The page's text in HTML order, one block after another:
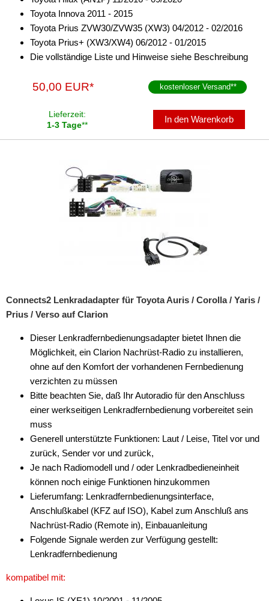
Multimediainterface
Parkscheiben
Radioeinbausets
Stromversorgung
Subwoofer-Zubehör
Wechsler-Zubehör
Werkstatt
Toyota Innova 2011 - 2015
Toyota Prius ZVW30/ZVW35 (XW3) 04/2012 - 02/2016
Toyota Prius+ (XW3/XW4) 06/2012 - 01/2015
Die vollständige Liste und Hinweise siehe Beschreibung
50,00 EUR* kostenloser Versand**
Lieferzeit:
1-3 Tage**
In den Warenkorb
Connects2 Lenkradadapter für Toyota Auris / Corolla / Yaris /
Prius / Verso auf Clarion
Dieser Lenkradfernbedienungsadapter bietet Ihnen die
Möglichkeit, ein Clarion Nachrüst-Radio zu installieren,
ohne auf den Komfort der vorhandenen Fernbedienung
verzichten zu müssen
Bitte beachten Sie, daß Ihr Autoradio für den Anschluss
einer werkseitigen Lenkradfernbedienung vorbereitet sein
muss
Generell unterstützte Funktionen: Laut / Leise, Titel vor und
zurück, Sender vor und zurück,
Je nach Radiomodell und / oder Lenkradbedieneinheit
können noch einige Funktionen hinzukommen
Lieferumfang: Lenkradfernbedienungsinterface,
Anschlußkabel (KFZ auf ISO), Kabel zum Anschluß ans
Nachrüst-Radio (Remote in), Einbauanleitung
Folgende Signale werden zur Verfügung gestellt:
Lenkradfernbedienung
kompatibel mit: